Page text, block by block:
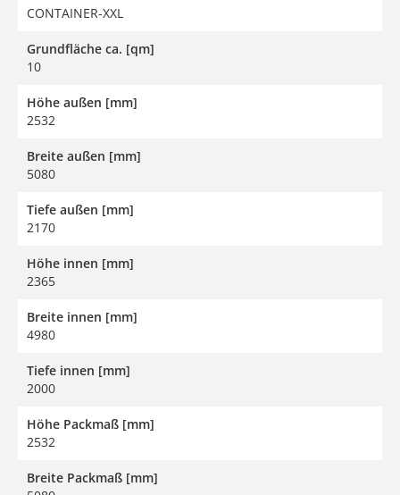
CONTAINER-XXL
Grundfläche ca. [qm]
10
Höhe außen [mm]
2532
Breite außen [mm]
5080
Tiefe außen [mm]
2170
Höhe innen [mm]
2365
Breite innen [mm]
4980
Tiefe innen [mm]
2000
Höhe Packmaß [mm]
2532
Breite Packmaß [mm]